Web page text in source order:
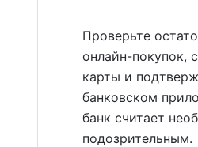
Проверьте
онлайн-покупок,
карты и
банковском
банк считает
подозрительным.